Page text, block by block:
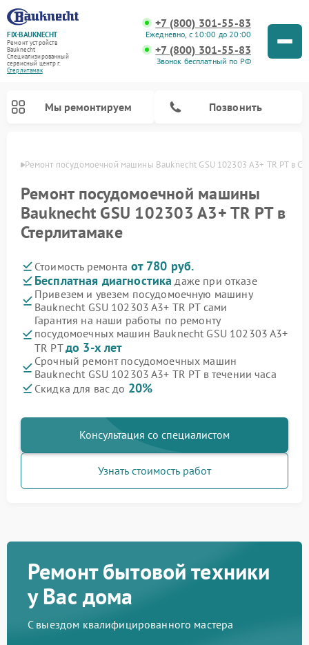
FIX-BAUKNECHT
Ремонт устройств
Bauknecht
Специализированный
cервисный центр г.
Стерлитамак
+7 (800) 301-55-83
Ежедневно, с 10:00 до 20:00
+7 (800) 301-55-83
Звонок бесплатный по РФ
Мы ремонтируем Позвонить
Ремонт посудомоечной машины Bauknecht GSU 102303 A3+ TR PT в
Ремонт посудомоечной машины
Bauknecht GSU 102303 A3+ TR PT в
Стерлитамаке
Стоимость ремонта от 780 руб.
Бесплатная диагностика даже при отказе
Привезем и увезем посудомоечную машину
Bauknecht GSU 102303 A3+ TR PT сами
Гарантия на наши работы по ремонту
посудомоечных машин Bauknecht GSU 102303 A3+
TR PTдо 3-х лет
Срочный ремонт посудомоечных машин
Bauknecht GSU 102303 A3+ TR PT в течении часа
Скидка для вас до 20%
Консультация со специалистом
Узнать стоимость работ
Ремонт бытовой техники
у Вас дома
С выездом квалифицированного мастера